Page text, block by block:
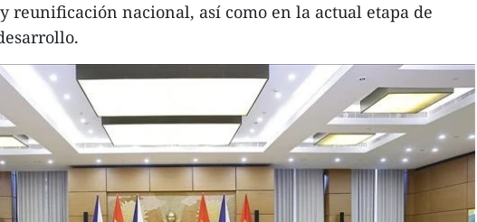
reunificación nacional, así como en la actual etapa de